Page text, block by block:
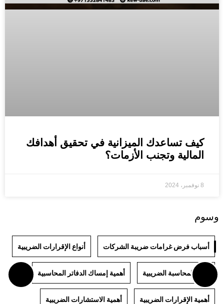
كيف تساعدك الميزانية في تحقيق أهدافك
المالية وتجنب الأزمات؟
8 نوفمبر، 2024
وسوم
أسباب فرض غرامات ضريبة الشركات أنواع الإقرارات الضريبية
أنواع المحاسبة الضريبية أهمية إمساك الدفاتر المحاسبية
أهمية الإقرارات الضريبية أهمية الاستشارات الضريبية